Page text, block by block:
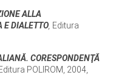
ALLA
E DIALETTO Editura
CORESPONDENŢĂ
Editura POLIROM, 2004,